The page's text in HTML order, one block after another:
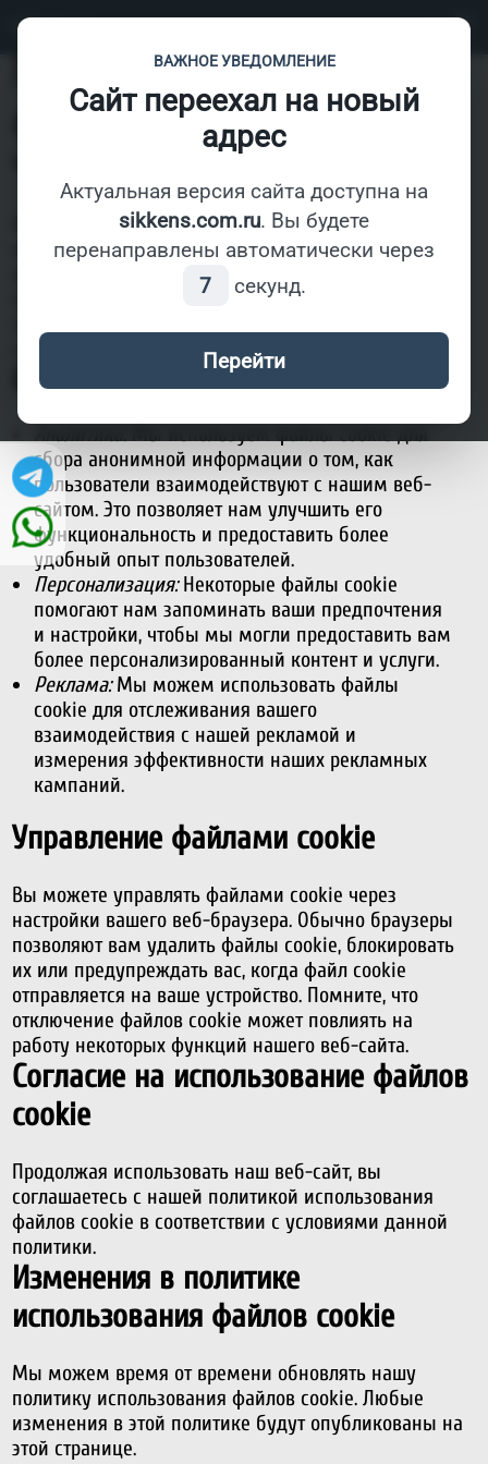
СОЛИД
Политика использования
файлов cookie
Файлы cookie - это небольшие текстовые файлы,
которые могут быть размещены на вашем
компьютере или мобильном устройстве при
посещении веб-сайта. Они позволяют веб-сайту
сайте с течением времени.
Как мы используем файлы cookie
сбора анонимной информации о том, как
пользователи взаимодействуют с нашим веб-
сайтом. Это позволяет нам улучшить его
функциональность и предоставить более
удобный опыт пользователей.
Персонализация:Некоторые файлы cookie
помогают нам запоминать ваши предпочтения
и настройки, чтобы мы могли предоставить вам
более персонализированный контент и услуги.
Реклама:Мы можем использовать файлы
cookie для отслеживания вашего
взаимодействия с нашей рекламой и
измерения эффективности наших рекламных
кампаний.
Управление файлами cookie
Вы можете управлять файлами cookie через
настройки вашего веб-браузера. Обычно браузеры
позволяют вам удалить файлы cookie, блокировать
их или предупреждать вас, когда файл cookie
отправляется на ваше устройство. Помните, что
отключение файлов cookie может повлиять на
работу некоторых функций нашего веб-сайта.
Согласие на использование файлов
cookie
Продолжая использовать наш веб-сайт, вы
соглашаетесь с нашей политикой использования
файлов cookie в соответствии с условиями данной
политики.
Изменения в политике
использования файлов cookie
Мы можем время от времени обновлять нашу
политику использования файлов cookie. Любые
изменения в этой политике будут опубликованы на
этой странице.
ВАЖНОЕ УВЕДОМЛЕНИЕ
Сайт переехал на новый
адрес
Актуальная версия сайта доступна на
sikkens.com.ru. Вы будете
перенаправлены автоматически через
7
секунд.
Перейти